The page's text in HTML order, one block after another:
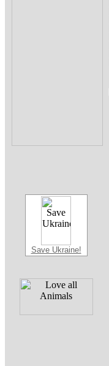
Save Ukraine!